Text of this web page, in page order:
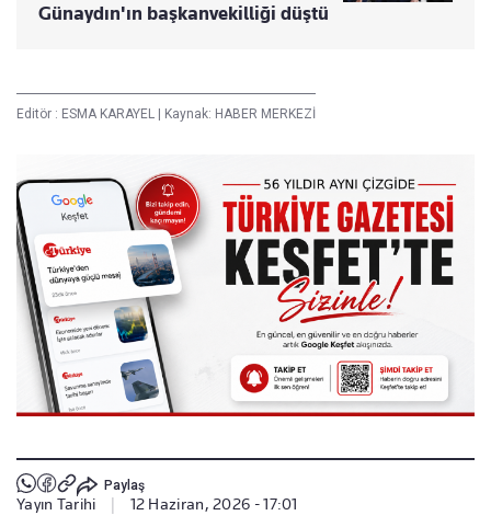
Günaydın'ın başkanvekilliği düştü
Editör : ESMA KARAYEL | Kaynak: HABER MERKEZİ
Paylaş
Yayın Tarihi 12 Haziran, 2026 - 17:01